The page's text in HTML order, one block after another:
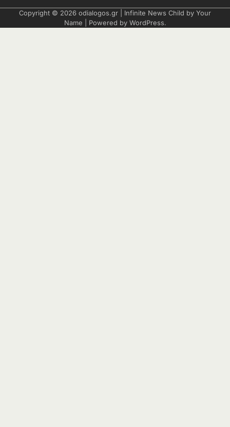
Copyright © 2026 odialogos.gr | Infinite News Child by Your
Name | Powered by WordPress.